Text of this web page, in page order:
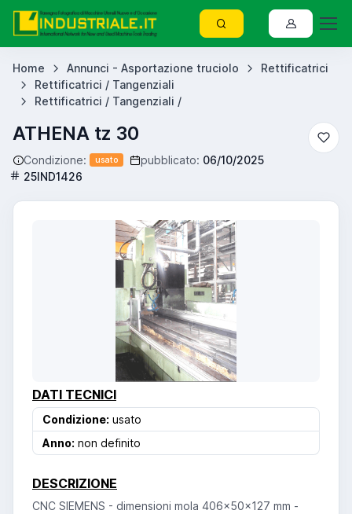
Home Annunci - Asportazione truciolo
Rettificatrici
Rettificatrici / Tangenziali
Rettificatrici / Tangenziali /
ATHENA tz 30
Condizione: usato pubblicato: 06/10/2025
25IND1426
DATI TECNICI
Condizione: usato
Anno: non definito
DESCRIZIONE
CNC SIEMENS - dimensioni mola 406x50x127 mm -